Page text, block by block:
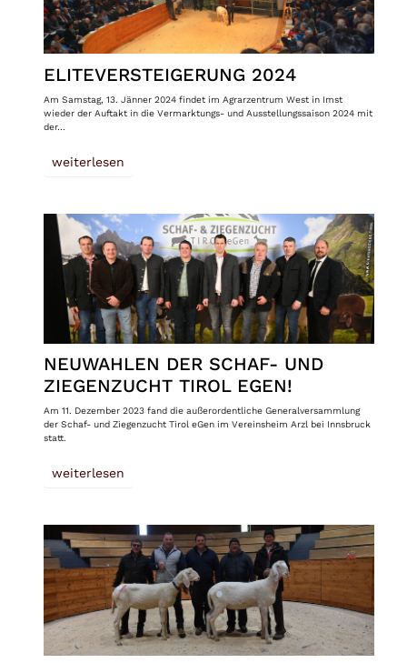
ELITEVERSTEIGERUNG 2024
Am Samstag, 13. Jänner 2024 findet im Agrarzentrum West in Imst
wieder der Auftakt in die Vermarktungs- und Ausstellungssaison 2024 mit
der…
weiterlesen
NEUWAHLEN DER SCHAF- UND
ZIEGENZUCHT TIROL EGEN!
Am 11. Dezember 2023 fand die außerordentliche Generalversammlung
der Schaf- und Ziegenzucht Tirol eGen im Vereinsheim Arzl bei Innsbruck
statt.
weiterlesen